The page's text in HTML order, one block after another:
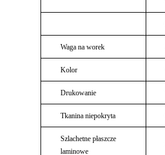
Waga na worek
Kolor
Drukowanie
Tkanina niepokryta
Szlachetne płaszcze
laminowe